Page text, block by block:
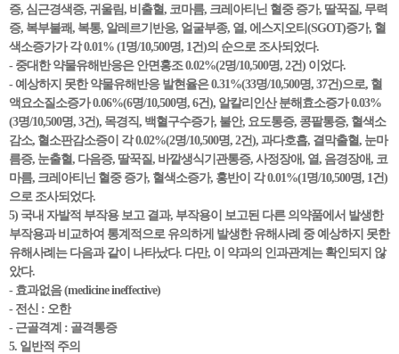
증, 심근경색증, 귀울림, 비출혈, 코마름, 크레아티닌 혈중 증가, 딸꾹질, 무력
증, 복부불쾌, 복통, 알레르기반응, 얼굴부종, 열, 에스지오티(SGOT)증가, 혈
색소증가가 각 0.01% (1명/10,500명, 1건)의 순으로 조사되었다.
- 중대한 약물유해반응은 안면홍조 0.02%(2명/10,500명, 2건) 이었다.
- 예상하지 못한 약물유해반응 발현율은 0.31%(33명/10,500명, 37건)으로, 혈
액요소질소증가 0.06%(6명/10,500명, 6건), 알칼리인산 분해효소증가 0.03%
(3명/10,500명, 3건), 목경직, 백혈구수증가, 불안, 요도통증, 콩팥통증, 혈색소
감소, 혈소판감소증이 각 0.02%(2명/10,500명, 2건), 과다호흡, 결막출혈, 눈마
름증, 눈출혈, 다음증, 딸꾹질, 바깥생식기관통증, 사정장애, 열, 음경장애, 코
마름, 크레아티닌 혈중 증가, 혈색소증가, 홍반이 각 0.01%(1명/10,500명, 1건)
으로 조사되었다.
5) 국내 자발적 부작용 보고 결과, 부작용이 보고된 다른 의약품에서 발생한
부작용과 비교하여 통계적으로 유의하게 발생한 유해사례 중 예상하지 못한
유해사례는 다음과 같이 나타났다. 다만, 이 약과의 인과관계는 확인되지 않
았다.
- 효과없음 (medicine ineffective)
- 전신 : 오한
- 근골격계 : 골격통증
5. 일반적 주의